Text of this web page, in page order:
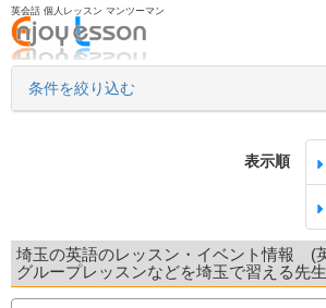
英会話 個人レッスン マンツーマン
条件を絞り込む
表示順
埼玉の英語のレッスン・イベント情報 (
グループレッスンなどを埼玉で習える先